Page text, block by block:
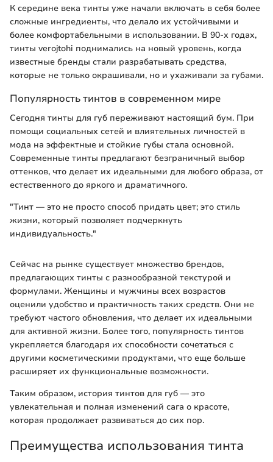
К середине века тинты уже начали включать в себя более
сложные ингредиенты, что делало их устойчивыми и
более комфортабельными в использовании. В 90-х годах,
тинты verojtohi поднимались на новый уровень, когда
известные бренды стали разрабатывать средства,
которые не только окрашивали, но и ухаживали за губами.
Популярность тинтов в современном мире
Сегодня тинты для губ переживают настоящий бум. При
помощи социальных сетей и влиятельных личностей в
мода на эффектные и стойкие губы стала основной.
Современные тинты предлагают безграничный выбор
оттенков, что делает их идеальными для любого образа, от
естественного до яркого и драматичного.
"Тинт — это не просто способ придать цвет; это стиль
жизни, который позволяет подчеркнуть
индивидуальность."
Сейчас на рынке существует множество брендов,
предлагающих тинты с разнообразной текстурой и
формулами. Женщины и мужчины всех возрастов
оценили удобство и практичность таких средств. Они не
требуют частого обновления, что делает их идеальными
для активной жизни. Более того, популярность тинтов
укрепляется благодаря их способности сочетаться с
другими косметическими продуктами, что еще больше
расширяет их функциональные возможности.
Таким образом, история тинтов для губ — это
увлекательная и полная изменений сага о красоте,
которая продолжает развиваться до сих пор.
Преимущества использования тинта